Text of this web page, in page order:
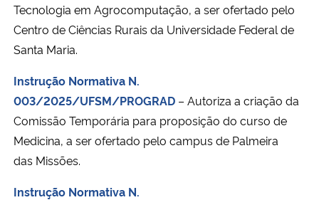
Gabinete de Segurança Institucional
Banco Central do Brasil
Planalto
Tecnologia em Agrocomputação, a ser ofertado pelo
Centro de Ciências Rurais da Universidade Federal de
Santa Maria.
Instrução Normativa N.
003/2025/UFSM/PROGRAD – Autoriza a criação da
Comissão Temporária para proposição do curso de
Medicina, a ser ofertado pelo campus de Palmeira
das Missões.
Instrução Normativa N.